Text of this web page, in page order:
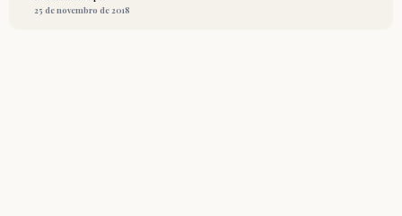
25 de novembro de 2018